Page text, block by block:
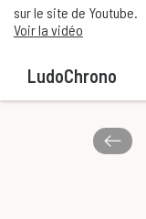
sur le site de Youtube.
Voir la vidéo
LudoChrono